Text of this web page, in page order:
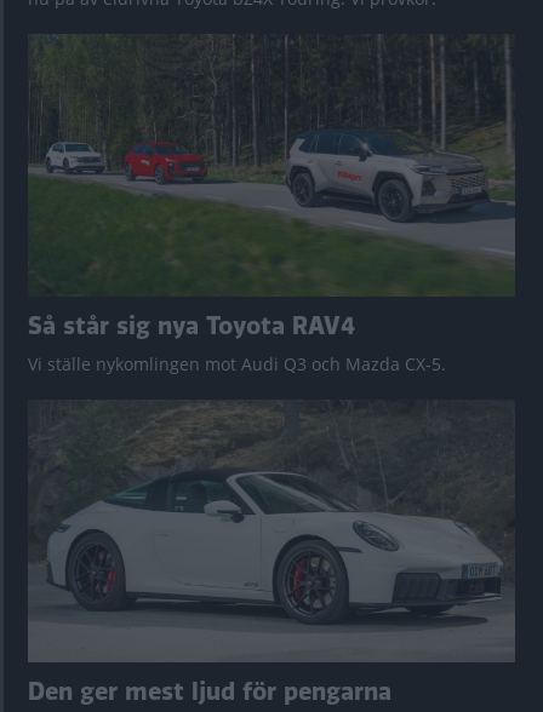
Så står sig nya Toyota RAV4
Vi ställe nykomlingen mot Audi Q3 och Mazda CX-5.
Den ger mest ljud för pengarna